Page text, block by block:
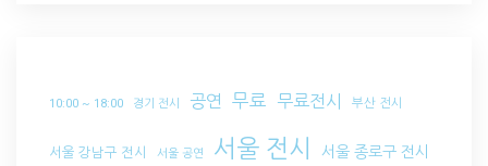
10:00 ~ 18:00 경기 전시 공연 무료 무료전시 부산 전시
서울 강남구 전시 서울 공연 서울 전시 서울 종로구 전시